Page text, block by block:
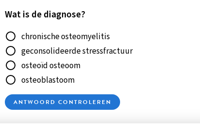
Wat is de diagnose?
Antwoord
chronische osteomyelitis
geconsolideerde stressfractuur
osteoïd osteoom
osteoblastoom
ANTWOORD CONTROLEREN